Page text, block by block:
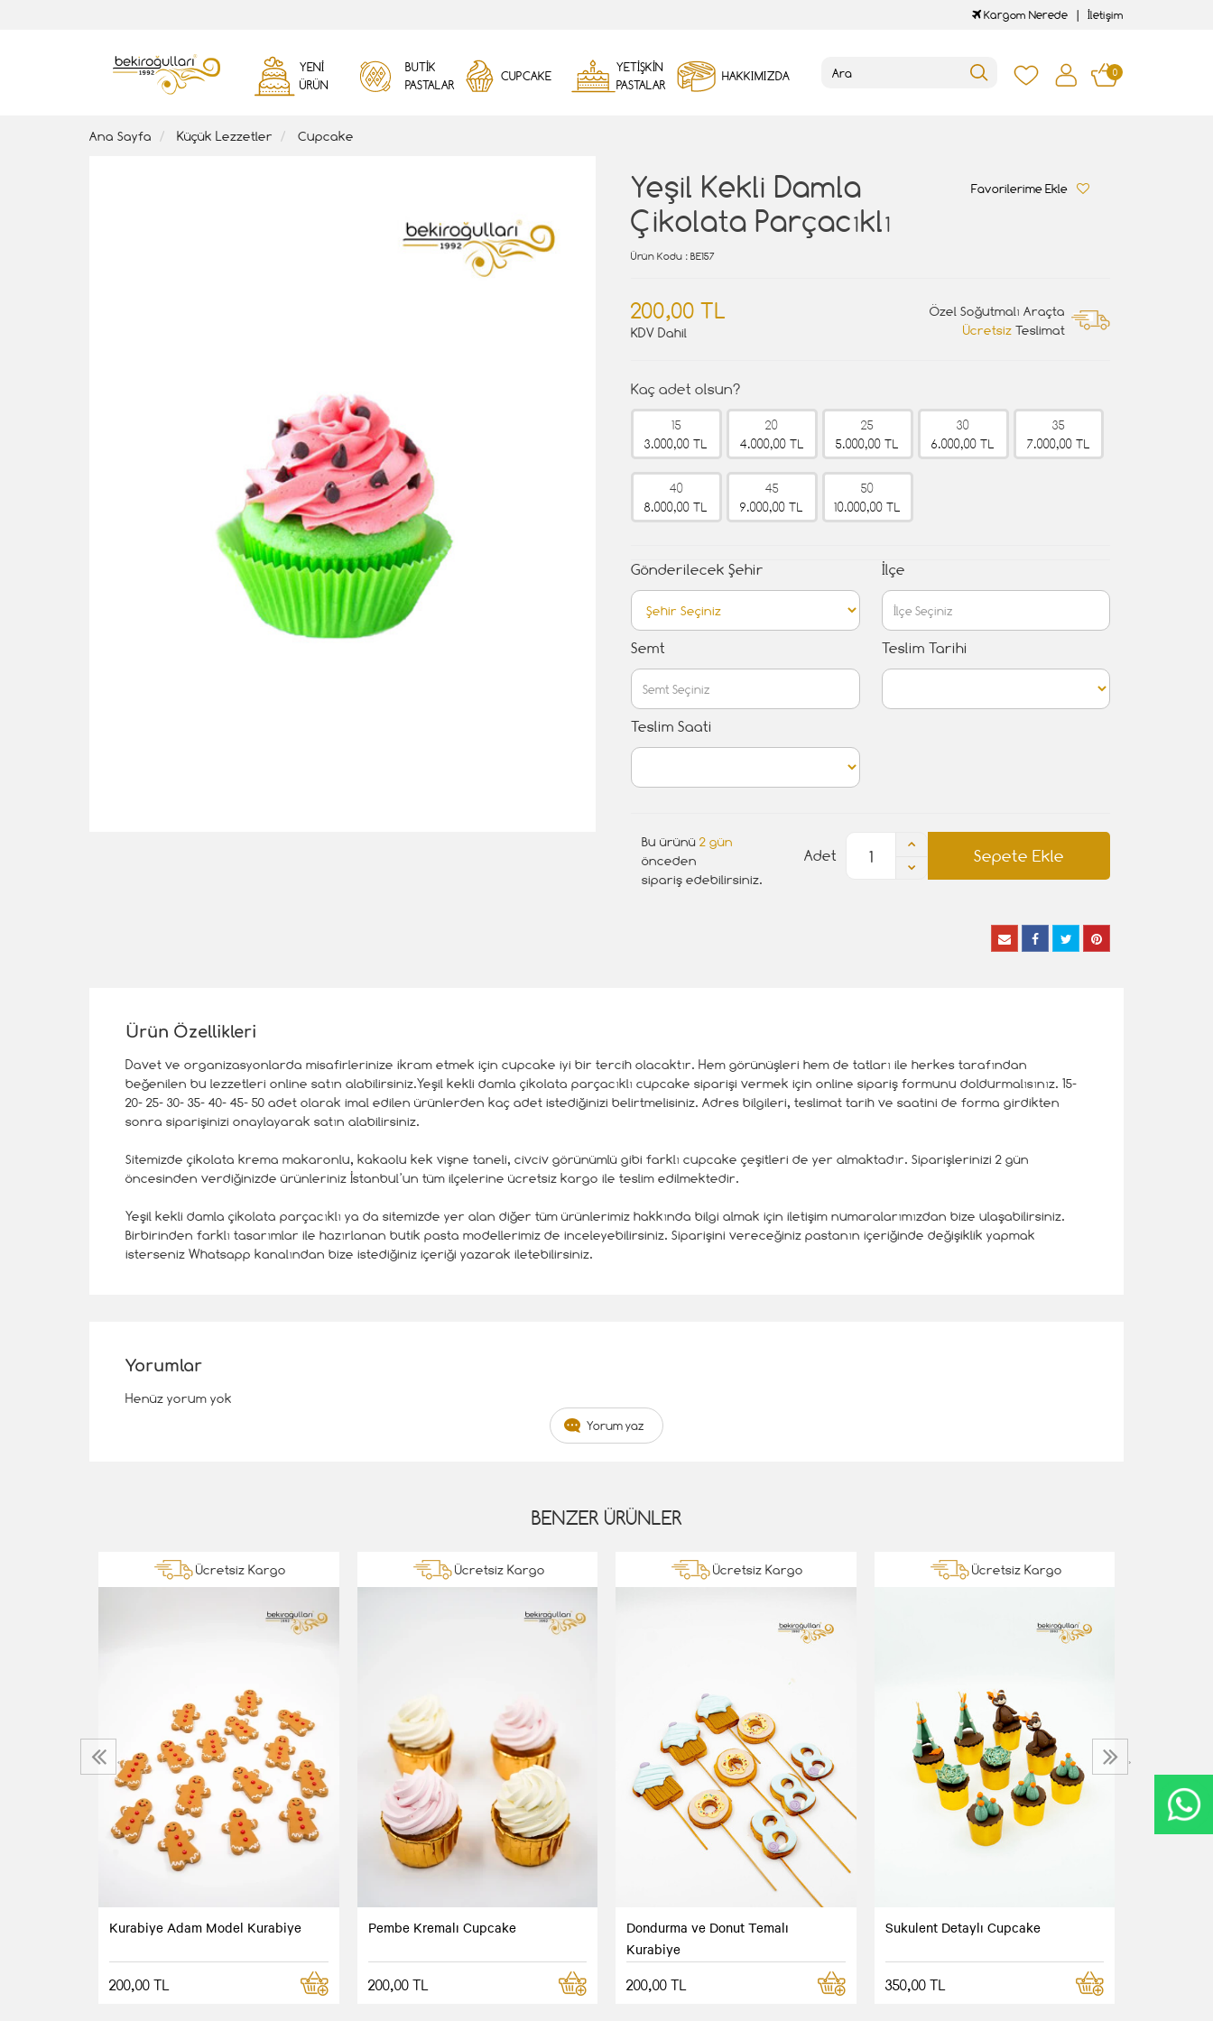
Kargom Nerede İletişim
YENI
ÜRÜN
BUTİK
PASTALAR
CUPCAKE
YETİŞKİN
PASTALAR
HAKKIMIZDA 0
Ana Sayfa Küçük Lezzetler Cupcake
Yeşil Kekli Damla
Çikolata Parçacıklı
Favorilerime Ekle
Ürün Kodu : BE157
200,00 TL
KDV Dahil
Özel Soğutmalı Araçta
Ücretsiz Teslimat
Kaç adet olsun?
15
3.000,00 TL
20
4.000,00 TL
25
5.000,00 TL
30
6.000,00 TL
35
7.000,00 TL
40
8.000,00 TL
45
9.000,00 TL
50
10.000,00 TL
Gönderilecek Şehir İlçe
Semt Teslim Tarihi
Teslim Saati
Bu ürünü 2 gün
önceden
sipariş edebilirsiniz.
Sepete Ekle
Adet
Ürün Özellikleri
Davet ve organizasyonlarda misafirlerinize ikram etmek için cupcake iyi bir tercih olacaktır. Hem görünüşleri hem de tatları ile herkes tarafından
beğenilen bu lezzetleri online satın alabilirsiniz.Yeşil kekli damla çikolata parçacıklı cupcake siparişi vermek için online sipariş formunu doldurmalısınız. 15-
20- 25- 30- 35- 40- 45- 50 adet olarak imal edilen ürünlerden kaç adet istediğinizi belirtmelisiniz. Adres bilgileri, teslimat tarih ve saatini de forma girdikten
sonra siparişinizi onaylayarak satın alabilirsiniz.
Sitemizde çikolata krema makaronlu, kakaolu kek vişne taneli, civciv görünümlü gibi farklı cupcake çeşitleri de yer almaktadır. Siparişlerinizi 2 gün
öncesinden verdiğinizde ürünleriniz İstanbul’un tüm ilçelerine ücretsiz kargo ile teslim edilmektedir.
Yeşil kekli damla çikolata parçacıklı ya da sitemizde yer alan diğer tüm ürünlerimiz hakkında bilgi almak için iletişim numaralarımızdan bize ulaşabilirsiniz.
Birbirinden farklı tasarımlar ile hazırlanan butik pasta modellerimiz de inceleyebilirsiniz. Siparişini vereceğiniz pastanın içeriğinde değişiklik yapmak
isterseniz Whatsapp kanalından bize istediğiniz içeriği yazarak iletebilirsiniz.
Yorumlar
Henüz yorum yok
Yorum yaz
BENZER ÜRÜNLER
Ücretsiz Kargo
Kurabiye Adam Model Kurabiye
200,00 TL
Ücretsiz Kargo
Pembe Kremalı Cupcake
200,00 TL
Ücretsiz Kargo
Dondurma ve Donut Temalı
Kurabiye
200,00 TL
Ücretsiz Kargo
Sukulent Detaylı Cupcake
350,00 TL
‹ ›